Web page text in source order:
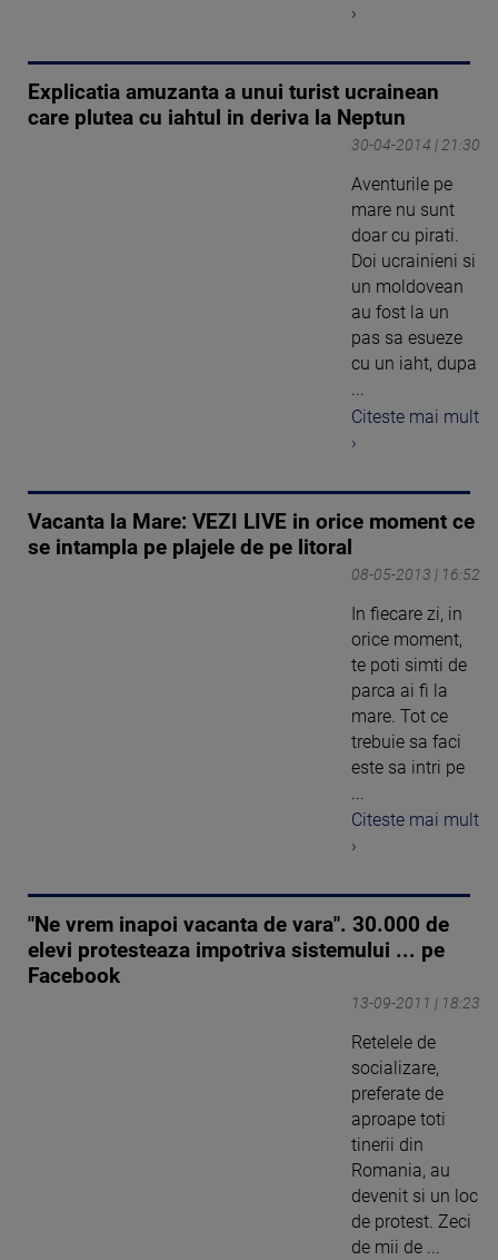
›
Explicatia amuzanta a unui turist ucrainean
care plutea cu iahtul in deriva la Neptun
30-04-2014 | 21:30
Aventurile pe
mare nu sunt
doar cu pirati.
Doi ucrainieni si
un moldovean
au fost la un
pas sa esueze
cu un iaht, dupa
...
Citeste mai mult
›
Vacanta la Mare: VEZI LIVE in orice moment ce
se intampla pe plajele de pe litoral
08-05-2013 | 16:52
In fiecare zi, in
orice moment,
te poti simti de
parca ai fi la
mare. Tot ce
trebuie sa faci
este sa intri pe
Citeste mai mult
›
"Ne vrem inapoi vacanta de vara". 30.000 de
elevi protesteaza impotriva sistemului ... pe
Facebook
13-09-2011 | 18:23
Retelele de
socializare,
preferate de
aproape toti
tinerii din
Romania, au
devenit si un loc
de protest. Zeci
de mii de ...